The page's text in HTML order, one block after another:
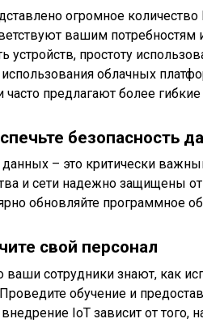
огромное количество
вашим
устройств, простоту
облачных
часто предлагают более
безопасность
данных – это критически
и сети надежно защищены
обновляйте программное
свой персонал
ваши сотрудники знают, как
обучение и
IoT зависит от того,